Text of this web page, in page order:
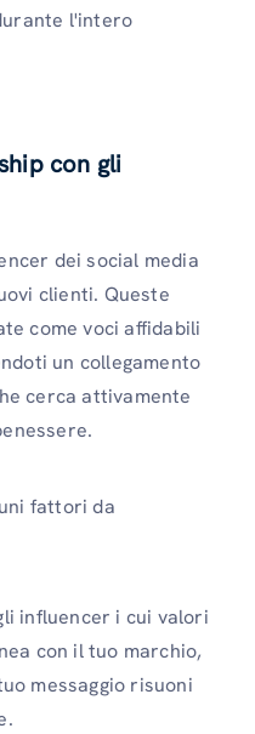
l'intero
con gli
dei social media
clienti. Queste
come voci affidabili
un collegamento
cerca attivamente
fattori da
influencer i cui valori
con il tuo marchio,
messaggio risuoni